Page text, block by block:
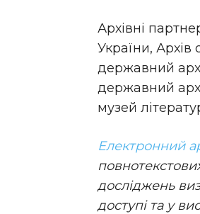
Архівні
України,
державний
державний
музей
Електронний
досліджень
доступі та у